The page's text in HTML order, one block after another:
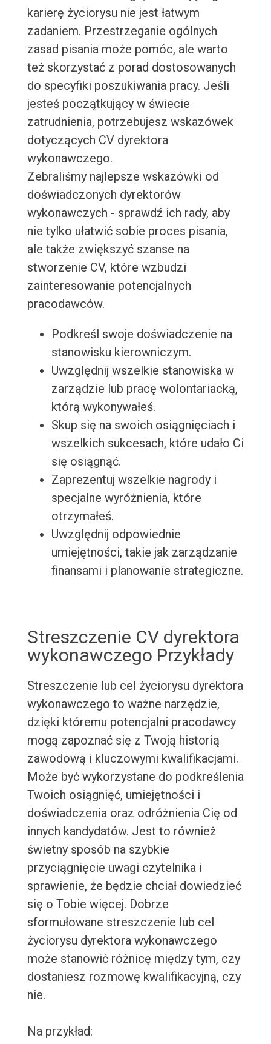
karierę życiorysu nie jest łatwym
zadaniem. Przestrzeganie ogólnych
zasad pisania może pomóc, ale warto
też skorzystać z porad dostosowanych
do specyfiki poszukiwania pracy. Jeśli
jesteś początkujący w świecie
zatrudnienia, potrzebujesz wskazówek
dotyczących CV dyrektora
wykonawczego.
Zebraliśmy najlepsze wskazówki od
doświadczonych dyrektorów
wykonawczych - sprawdź ich rady, aby
nie tylko ułatwić sobie proces pisania,
ale także zwiększyć szanse na
stworzenie CV, które wzbudzi
zainteresowanie potencjalnych
pracodawców.
Podkreśl swoje doświadczenie na
stanowisku kierowniczym.
Uwzględnij wszelkie stanowiska w
zarządzie lub pracę wolontariacką,
którą wykonywałeś.
Skup się na swoich osiągnięciach i
wszelkich sukcesach, które udało Ci
się osiągnąć.
Zaprezentuj wszelkie nagrody i
specjalne wyróżnienia, które
otrzymałeś.
Uwzględnij odpowiednie
umiejętności, takie jak zarządzanie
finansami i planowanie strategiczne.
Streszczenie CV dyrektora
wykonawczego Przykłady
Streszczenie lub cel życiorysu dyrektora
wykonawczego to ważne narzędzie,
dzięki któremu potencjalni pracodawcy
mogą zapoznać się z Twoją historią
zawodową i kluczowymi kwalifikacjami.
Może być wykorzystane do podkreślenia
Twoich osiągnięć, umiejętności i
doświadczenia oraz odróżnienia Cię od
innych kandydatów. Jest to również
świetny sposób na szybkie
przyciągnięcie uwagi czytelnika i
sprawienie, że będzie chciał dowiedzieć
się o Tobie więcej. Dobrze
sformułowane streszczenie lub cel
życiorysu dyrektora wykonawczego
może stanowić różnicę między tym, czy
dostaniesz rozmowę kwalifikacyjną, czy
nie.
Na przykład: